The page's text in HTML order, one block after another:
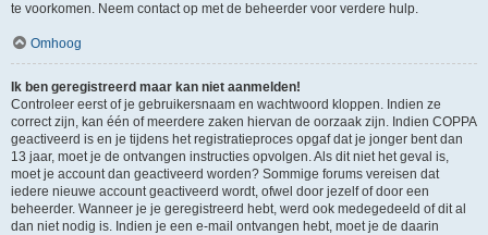
te voorkomen. Neem contact op met de beheerder voor verdere hulp.
Omhoog
Ik ben geregistreerd maar kan niet aanmelden!
Controleer eerst of je gebruikersnaam en wachtwoord kloppen. Indien ze
correct zijn, kan één of meerdere zaken hiervan de oorzaak zijn. Indien COPPA
geactiveerd is en je tijdens het registratieproces opgaf dat je jonger bent dan
13 jaar, moet je de ontvangen instructies opvolgen. Als dit niet het geval is,
moet je account dan geactiveerd worden? Sommige forums vereisen dat
iedere nieuwe account geactiveerd wordt, ofwel door jezelf of door een
beheerder. Wanneer je je geregistreerd hebt, werd ook medegedeeld of dit al
dan niet nodig is. Indien je een e-mail ontvangen hebt, moet je de daarin